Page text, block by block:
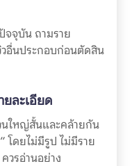
จจุบัน ถามราย
วอื่นประกอบก่อนตัดสิน
ละเอียด
ใหญ่สั้นและคล้ายกัน
โดยไม่มีรูป ไม่มีราย
วรอ่านอย่าง